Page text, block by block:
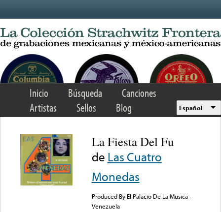
Inicio Búsqueda
Canciones
Artistas
Sellos Blog Español
La Fiesta Del Fu
de Las Cuatro
Monedas
Produced By El Palacio De La Musica -
Venezuela